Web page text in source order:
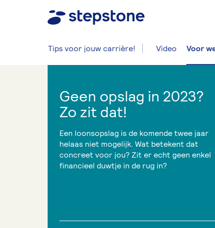
Tips voor jouw carrière! Video Voor
Geen opslag in 2023?
Zo zit dat!
Een loonsopslag is de komende twee jaar
helaas niet mogelijk. Wat betekent dat
concreet voor jou? Zit er echt geen enkel
financieel duwtje in de rug in?